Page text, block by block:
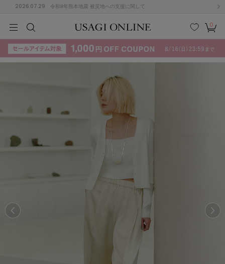
2026.07.29 令和8年熊本地震 被災地への支援に関して
検索
お気
に入
カー
ト
0
KIDSBABYBEAUTYLIFE STYLE
(715)
(570)
KIDSBABYBEAUTYLIFE STYLE
F
P Q U
ACYM
アシーム